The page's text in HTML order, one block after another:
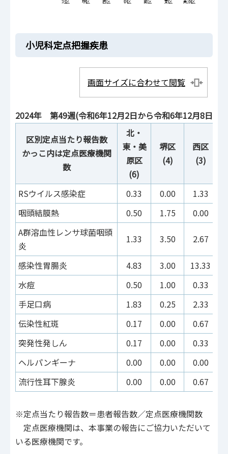
小児科定点把握疾患
画面サイズに合わせて閲覧
2024年 第49週(令和6年12月2日から令和6年12月8日)：
区別定点当たり報告数
かっこ内は定点医療機関
数
北・
東・美
原区
(6)
堺区
(4)
西区
(3)
RSウイルス感染症 0.33 0.00 1.33
咽頭結膜熱
0.50 1.75 0.00
A群溶血性レンサ球菌咽頭
炎
1.33 3.50 2.67
感染性胃腸炎 4.83 3.00 13.33
水痘
0.50 1.00 0.33
手足口病
1.83 0.25 2.33
伝染性紅斑
0.17 0.00 0.67
突発性発しん
0.17 0.00 0.33
ヘルパンギーナ
0.00 0.00 0.00
流行性耳下腺炎
0.00 0.00 0.67
※定点当たり報告数＝患者報告数／定点医療機関数
定点医療機関は、本事業の報告にご協力いただいて
いる医療機関です。